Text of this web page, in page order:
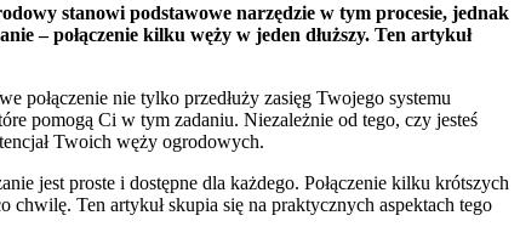
stanowi podstawowe narzędzie w tym procesie, jednak
– połączenie kilku węży w jeden dłuższy. Ten artykuł
połączenie nie tylko przedłuży zasięg Twojego systemu
pomogą Ci w tym zadaniu. Niezależnie od tego, czy jesteś
Twoich węży ogrodowych.
jest proste i dostępne dla każdego. Połączenie kilku krótszych
chwilę. Ten artykuł skupia się na praktycznych aspektach tego